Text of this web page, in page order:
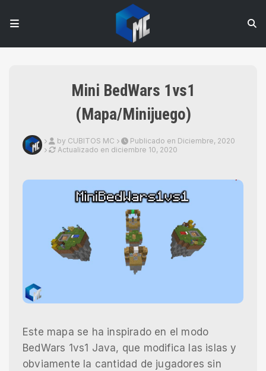
Mini BedWars 1vs1
(Mapa/Minijuego)
by CUBITOS MC
Publicado en Diciembre, 2020
Actualizado en diciembre 10, 2020
Este mapa se ha inspirado en el modo
BedWars 1vs1 Java, que modifica las islas y
obviamente la cantidad de jugadores sin